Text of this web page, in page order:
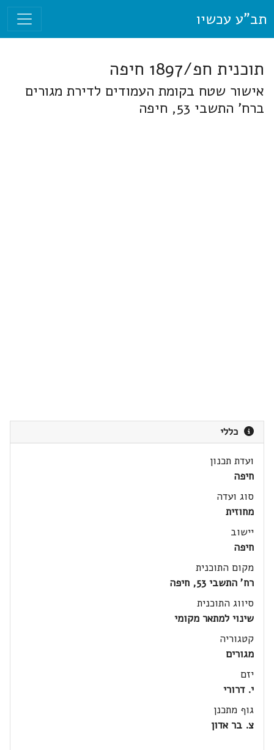
תב"ע עכשיו
תוכנית חפ/1897 חיפה
אישור שטח בקומת העמודים לדירת מגורים
ברח' התשבי 53, חיפה
כללי
ועדת תכנון
חיפה
סוג ועדה
מחוזית
יישוב
חיפה
מקום התוכנית
רח' התשבי 53, חיפה
סיווג התוכנית
שינוי למתאר מקומי
קטגוריה
מגורים
יזם
י. דרורי
גוף מתכנן
צ. בר אדון